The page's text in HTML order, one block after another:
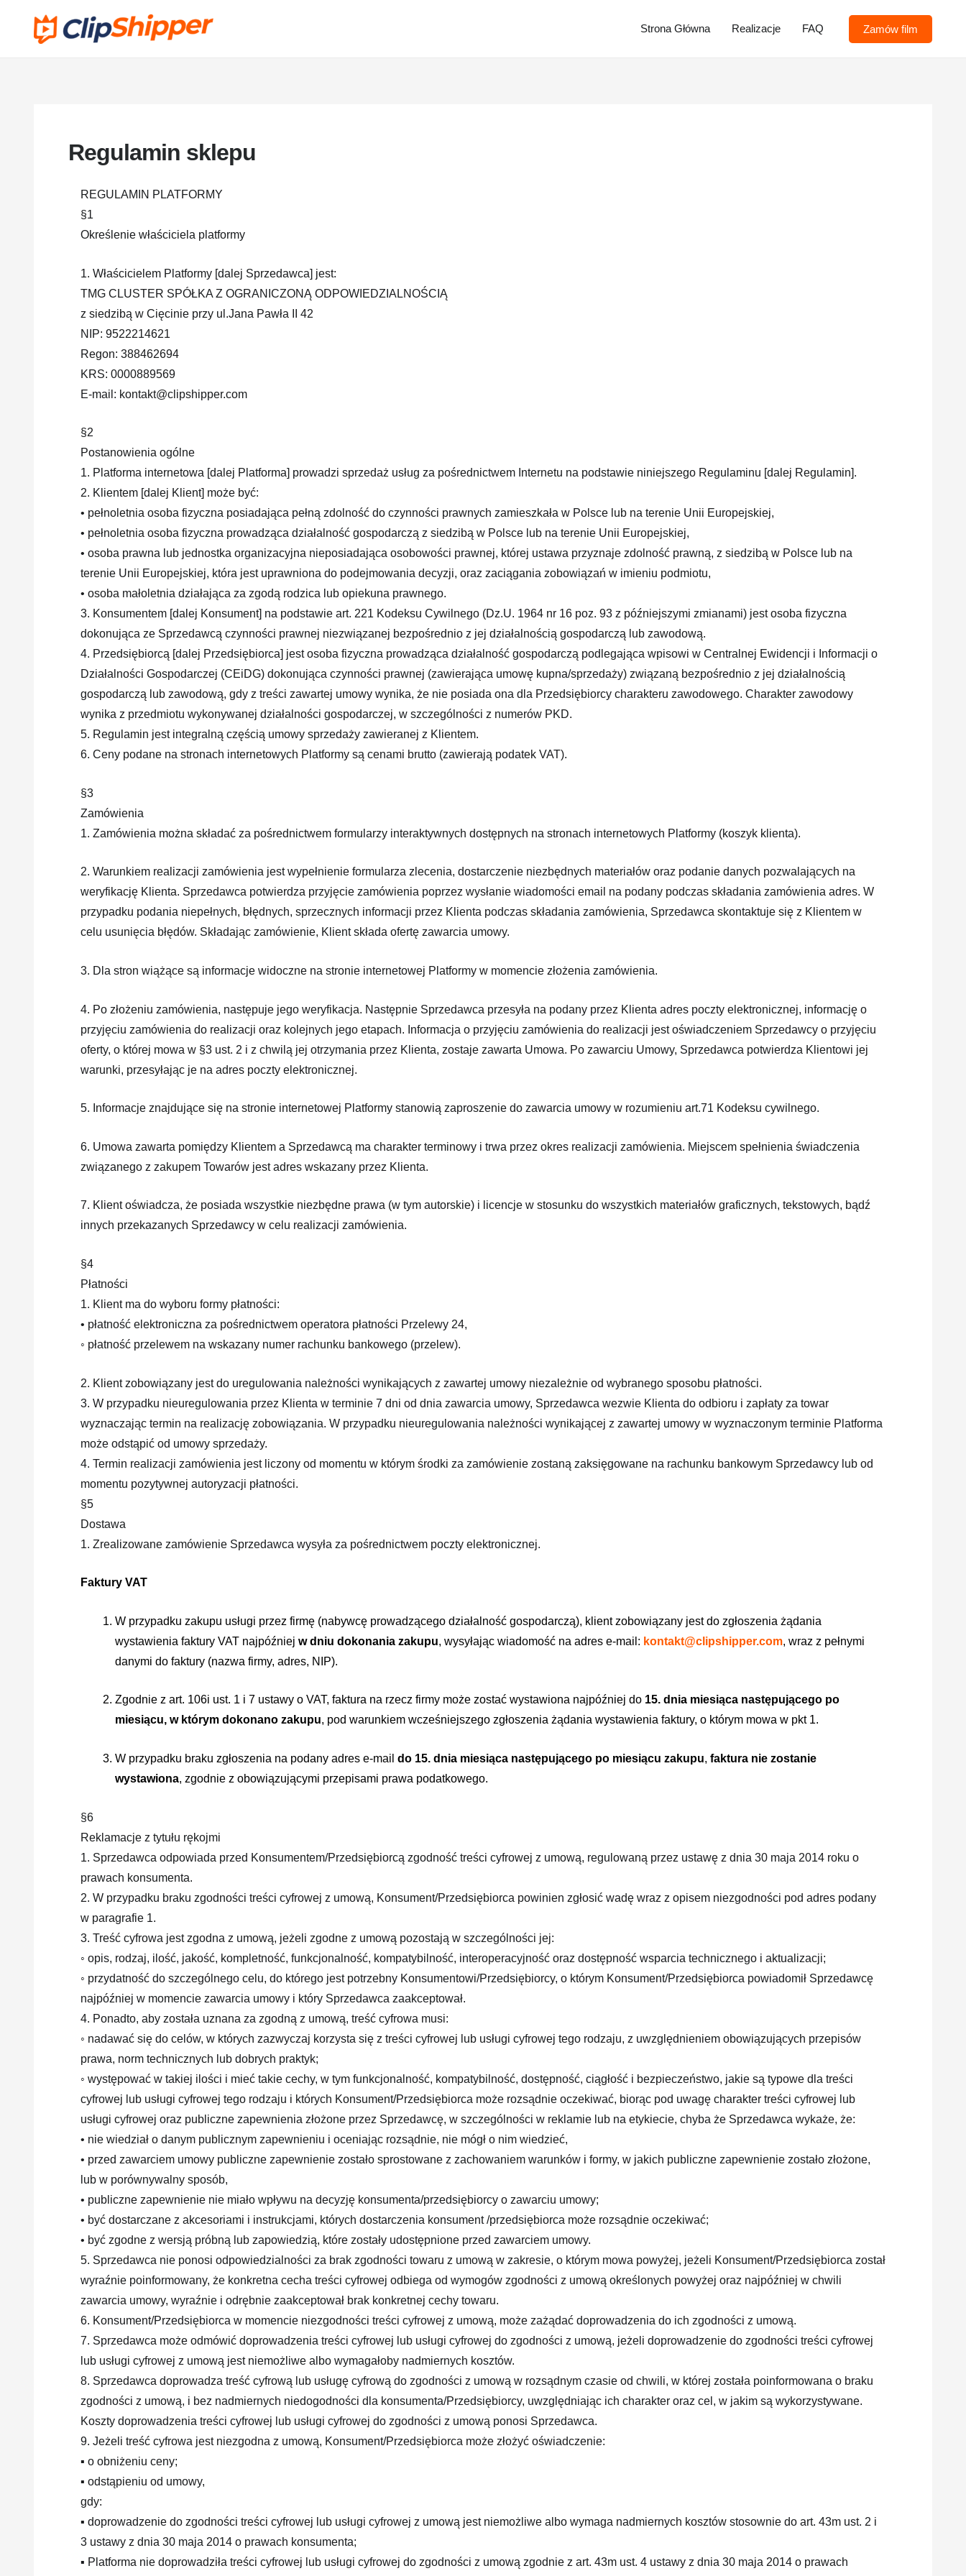
Strona Główna Realizacje FAQ Zamów film
Regulamin sklepu
REGULAMIN PLATFORMY
§1
Określenie właściciela platformy
1. Właścicielem Platformy [dalej Sprzedawca] jest:
TMG CLUSTER SPÓŁKA Z OGRANICZONĄ ODPOWIEDZIALNOŚCIĄ
z siedzibą w Cięcinie przy ul.Jana Pawła II 42
NIP: 9522214621
Regon: 388462694
KRS: 0000889569
E-mail: kontakt@clipshipper.com
§2
Postanowienia ogólne
1. Platforma internetowa [dalej Platforma] prowadzi sprzedaż usług za pośrednictwem Internetu na podstawie niniejszego Regulaminu [dalej Regulamin].
2. Klientem [dalej Klient] może być:
• pełnoletnia osoba fizyczna posiadająca pełną zdolność do czynności prawnych zamieszkała w Polsce lub na terenie Unii Europejskiej,
• pełnoletnia osoba fizyczna prowadząca działalność gospodarczą z siedzibą w Polsce lub na terenie Unii Europejskiej,
• osoba prawna lub jednostka organizacyjna nieposiadająca osobowości prawnej, której ustawa przyznaje zdolność prawną, z siedzibą w Polsce lub na
terenie Unii Europejskiej, która jest uprawniona do podejmowania decyzji, oraz zaciągania zobowiązań w imieniu podmiotu,
• osoba małoletnia działająca za zgodą rodzica lub opiekuna prawnego.
3. Konsumentem [dalej Konsument] na podstawie art. 221 Kodeksu Cywilnego (Dz.U. 1964 nr 16 poz. 93 z późniejszymi zmianami) jest osoba fizyczna
dokonująca ze Sprzedawcą czynności prawnej niezwiązanej bezpośrednio z jej działalnością gospodarczą lub zawodową.
4. Przedsiębiorcą [dalej Przedsiębiorca] jest osoba fizyczna prowadząca działalność gospodarczą podlegająca wpisowi w Centralnej Ewidencji i Informacji o
Działalności Gospodarczej (CEiDG) dokonująca czynności prawnej (zawierająca umowę kupna/sprzedaży) związaną bezpośrednio z jej działalnością
gospodarczą lub zawodową, gdy z treści zawartej umowy wynika, że nie posiada ona dla Przedsiębiorcy charakteru zawodowego. Charakter zawodowy
wynika z przedmiotu wykonywanej działalności gospodarczej, w szczególności z numerów PKD.
5. Regulamin jest integralną częścią umowy sprzedaży zawieranej z Klientem.
6. Ceny podane na stronach internetowych Platformy są cenami brutto (zawierają podatek VAT).
§3
Zamówienia
1. Zamówienia można składać za pośrednictwem formularzy interaktywnych dostępnych na stronach internetowych Platformy (koszyk klienta).
2. Warunkiem realizacji zamówienia jest wypełnienie formularza zlecenia, dostarczenie niezbędnych materiałów oraz podanie danych pozwalających na
weryfikację Klienta. Sprzedawca potwierdza przyjęcie zamówienia poprzez wysłanie wiadomości email na podany podczas składania zamówienia adres. W
przypadku podania niepełnych, błędnych, sprzecznych informacji przez Klienta podczas składania zamówienia, Sprzedawca skontaktuje się z Klientem w
celu usunięcia błędów. Składając zamówienie, Klient składa ofertę zawarcia umowy.
3. Dla stron wiążące są informacje widoczne na stronie internetowej Platformy w momencie złożenia zamówienia.
4. Po złożeniu zamówienia, następuje jego weryfikacja. Następnie Sprzedawca przesyła na podany przez Klienta adres poczty elektronicznej, informację o
przyjęciu zamówienia do realizacji oraz kolejnych jego etapach. Informacja o przyjęciu zamówienia do realizacji jest oświadczeniem Sprzedawcy o przyjęciu
oferty, o której mowa w §3 ust. 2 i z chwilą jej otrzymania przez Klienta, zostaje zawarta Umowa. Po zawarciu Umowy, Sprzedawca potwierdza Klientowi jej
warunki, przesyłając je na adres poczty elektronicznej.
5. Informacje znajdujące się na stronie internetowej Platformy stanowią zaproszenie do zawarcia umowy w rozumieniu art.71 Kodeksu cywilnego.
6. Umowa zawarta pomiędzy Klientem a Sprzedawcą ma charakter terminowy i trwa przez okres realizacji zamówienia. Miejscem spełnienia świadczenia
związanego z zakupem Towarów jest adres wskazany przez Klienta.
7. Klient oświadcza, że posiada wszystkie niezbędne prawa (w tym autorskie) i licencje w stosunku do wszystkich materiałów graficznych, tekstowych, bądź
innych przekazanych Sprzedawcy w celu realizacji zamówienia.
§4
Płatności
1. Klient ma do wyboru formy płatności:
• płatność elektroniczna za pośrednictwem operatora płatności Przelewy 24,
◦ płatność przelewem na wskazany numer rachunku bankowego (przelew).
2. Klient zobowiązany jest do uregulowania należności wynikających z zawartej umowy niezależnie od wybranego sposobu płatności.
3. W przypadku nieuregulowania przez Klienta w terminie 7 dni od dnia zawarcia umowy, Sprzedawca wezwie Klienta do odbioru i zapłaty za towar
wyznaczając termin na realizację zobowiązania. W przypadku nieuregulowania należności wynikającej z zawartej umowy w wyznaczonym terminie Platforma
może odstąpić od umowy sprzedaży.
4. Termin realizacji zamówienia jest liczony od momentu w którym środki za zamówienie zostaną zaksięgowane na rachunku bankowym Sprzedawcy lub od
momentu pozytywnej autoryzacji płatności.
§5
Dostawa
1. Zrealizowane zamówienie Sprzedawca wysyła za pośrednictwem poczty elektronicznej.
Faktury VAT
W przypadku zakupu usługi przez firmę (nabywcę prowadzącego działalność gospodarczą), klient zobowiązany jest do zgłoszenia żądania
wystawienia faktury VAT najpóźniej w dniu dokonania zakupu, wysyłając wiadomość na adres e-mail: kontakt@clipshipper.com, wraz z pełnymi
danymi do faktury (nazwa firmy, adres, NIP).
Zgodnie z art. 106i ust. 1 i 7 ustawy o VAT, faktura na rzecz firmy może zostać wystawiona najpóźniej do 15. dnia miesiąca następującego po
miesiącu, w którym dokonano zakupu, pod warunkiem wcześniejszego zgłoszenia żądania wystawienia faktury, o którym mowa w pkt 1.
W przypadku braku zgłoszenia na podany adres e-mail do 15. dnia miesiąca następującego po miesiącu zakupu, faktura nie zostanie
wystawiona, zgodnie z obowiązującymi przepisami prawa podatkowego.
§6
Reklamacje z tytułu rękojmi
1. Sprzedawca odpowiada przed Konsumentem/Przedsiębiorcą zgodność treści cyfrowej z umową, regulowaną przez ustawę z dnia 30 maja 2014 roku o
prawach konsumenta.
2. W przypadku braku zgodności treści cyfrowej z umową, Konsument/Przedsiębiorca powinien zgłosić wadę wraz z opisem niezgodności pod adres podany
w paragrafie 1.
3. Treść cyfrowa jest zgodna z umową, jeżeli zgodne z umową pozostają w szczególności jej:
◦ opis, rodzaj, ilość, jakość, kompletność, funkcjonalność, kompatybilność, interoperacyjność oraz dostępność wsparcia technicznego i aktualizacji;
◦ przydatność do szczególnego celu, do którego jest potrzebny Konsumentowi/Przedsiębiorcy, o którym Konsument/Przedsiębiorca powiadomił Sprzedawcę
najpóźniej w momencie zawarcia umowy i który Sprzedawca zaakceptował.
4. Ponadto, aby została uznana za zgodną z umową, treść cyfrowa musi:
◦ nadawać się do celów, w których zazwyczaj korzysta się z treści cyfrowej lub usługi cyfrowej tego rodzaju, z uwzględnieniem obowiązujących przepisów
prawa, norm technicznych lub dobrych praktyk;
◦ występować w takiej ilości i mieć takie cechy, w tym funkcjonalność, kompatybilność, dostępność, ciągłość i bezpieczeństwo, jakie są typowe dla treści
cyfrowej lub usługi cyfrowej tego rodzaju i których Konsument/Przedsiębiorca może rozsądnie oczekiwać, biorąc pod uwagę charakter treści cyfrowej lub
usługi cyfrowej oraz publiczne zapewnienia złożone przez Sprzedawcę, w szczególności w reklamie lub na etykiecie, chyba że Sprzedawca wykaże, że:
• nie wiedział o danym publicznym zapewnieniu i oceniając rozsądnie, nie mógł o nim wiedzieć,
• przed zawarciem umowy publiczne zapewnienie zostało sprostowane z zachowaniem warunków i formy, w jakich publiczne zapewnienie zostało złożone,
lub w porównywalny sposób,
• publiczne zapewnienie nie miało wpływu na decyzję konsumenta/przedsiębiorcy o zawarciu umowy;
• być dostarczane z akcesoriami i instrukcjami, których dostarczenia konsument /przedsiębiorca może rozsądnie oczekiwać;
• być zgodne z wersją próbną lub zapowiedzią, które zostały udostępnione przed zawarciem umowy.
5. Sprzedawca nie ponosi odpowiedzialności za brak zgodności towaru z umową w zakresie, o którym mowa powyżej, jeżeli Konsument/Przedsiębiorca został
wyraźnie poinformowany, że konkretna cecha treści cyfrowej odbiega od wymogów zgodności z umową określonych powyżej oraz najpóźniej w chwili
zawarcia umowy, wyraźnie i odrębnie zaakceptował brak konkretnej cechy towaru.
6. Konsument/Przedsiębiorca w momencie niezgodności treści cyfrowej z umową, może zażądać doprowadzenia do ich zgodności z umową.
7. Sprzedawca może odmówić doprowadzenia treści cyfrowej lub usługi cyfrowej do zgodności z umową, jeżeli doprowadzenie do zgodności treści cyfrowej
lub usługi cyfrowej z umową jest niemożliwe albo wymagałoby nadmiernych kosztów.
8. Sprzedawca doprowadza treść cyfrową lub usługę cyfrową do zgodności z umową w rozsądnym czasie od chwili, w której została poinformowana o braku
zgodności z umową, i bez nadmiernych niedogodności dla konsumenta/Przedsiębiorcy, uwzględniając ich charakter oraz cel, w jakim są wykorzystywane.
Koszty doprowadzenia treści cyfrowej lub usługi cyfrowej do zgodności z umową ponosi Sprzedawca.
9. Jeżeli treść cyfrowa jest niezgodna z umową, Konsument/Przedsiębiorca może złożyć oświadczenie:
▪ o obniżeniu ceny;
▪ odstąpieniu od umowy,
gdy:
▪ doprowadzenie do zgodności treści cyfrowej lub usługi cyfrowej z umową jest niemożliwe albo wymaga nadmiernych kosztów stosownie do art. 43m ust. 2 i
3 ustawy z dnia 30 maja 2014 o prawach konsumenta;
▪ Platforma nie doprowadziła treści cyfrowej lub usługi cyfrowej do zgodności z umową zgodnie z art. 43m ust. 4 ustawy z dnia 30 maja 2014 o prawach